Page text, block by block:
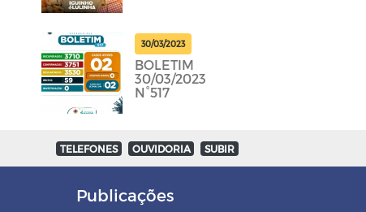
30/03/2023
BOLETIM
30/03/2023
N°517
TELEFONES OUVIDORIA SUBIR
Publicações